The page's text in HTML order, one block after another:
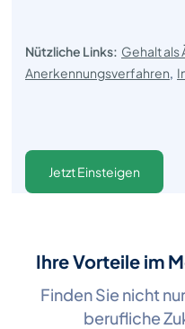
Nützliche Links: Gehalt als
Anerkennungsverfahren,
Jetzt Einsteigen
Ihre Vorteile im
Finden Sie nicht
berufliche